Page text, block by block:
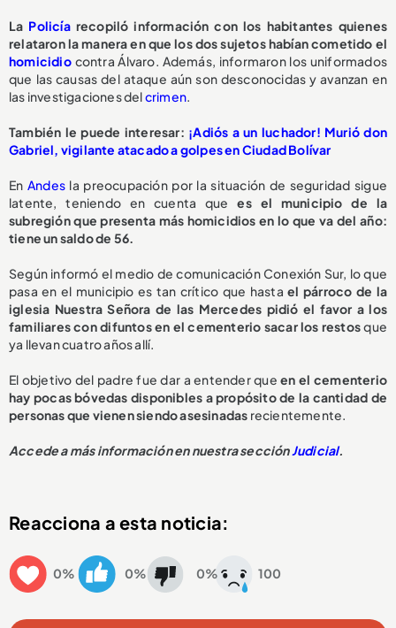
La Policíarecopiló información con los habitantes quienes
relataron la manera en que los dos sujetos habían cometido el
homicidiocontra Álvaro. Además, informaron los uniformados
que las causas del ataque aún son desconocidas y avanzan en
las investigaciones delcrimen.
También le puede interesar: ¡Adiós a un luchador! Murió don
Gabriel, vigilante atacado a golpes en Ciudad Bolívar
En Andesla preocupación por la situación de seguridad sigue
latente, teniendo en cuenta quees el municipio de la
subregión que presenta más homicidios en lo que va del año:
tiene un saldo de 56.
Según informó el medio de comunicación Conexión Sur, lo que
pasa en el municipio es tan crítico que hastael párroco de la
iglesia Nuestra Señora de las Mercedes pidió el favor a los
familiares con difuntos en el cementerio sacar los restosque
ya llevan cuatro años allí.
El objetivo del padre fue dar a entender queen el cementerio
hay pocas bóvedas disponibles a propósito de la cantidad de
personas que vienen siendo asesinadas recientemente.
Accede a más información en nuestra secciónJudicial.
Reacciona a esta noticia:
0% 0% 0% 100